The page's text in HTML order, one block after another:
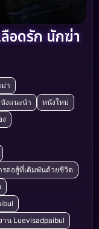
อดรัก นักฆ่า
ม่า
งแนะนำ
หนังใหม่
รต่อสู้ที่เดิมพันด้วยชีวิต
าน Luevisadpaibul